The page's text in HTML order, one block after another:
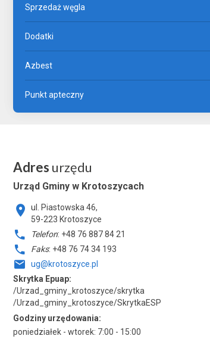
Sprzedaż węgla
Dodatki
Azbest
Punkt apteczny
Adres urzędu
Urząd Gminy w Krotoszycach
ul. Piastowska 46,
59-223 Krotoszyce
Telefon: +48 76 887 84 21
Faks: +48 76 74 34 193
ug@krotoszyce.pl
Skrytka Epuap:
/Urzad_gminy_krotoszyce/skrytka
/Urzad_gminy_krotoszyce/SkrytkaESP
Godziny urzędowania:
poniedziałek - wtorek: 7:00 - 15:00